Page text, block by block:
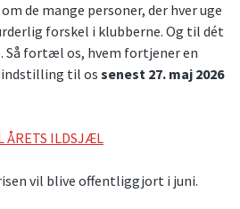
de mange personer, der hver uge
forskel i klubberne. Og til dét
Så fortæl os, hvem fortjener en
indstilling til os senest 27. maj 2026
ÅRETS ILDSJÆL
vil blive offentliggjort i juni.